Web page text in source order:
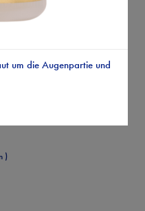
15ml
)
um die Augenpartie und